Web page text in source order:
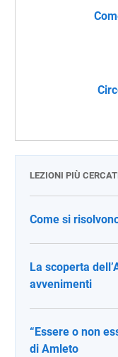
LEZIONI PIÙ
Come si
La scoperta
avvenimenti
“Essere o non
di Amleto